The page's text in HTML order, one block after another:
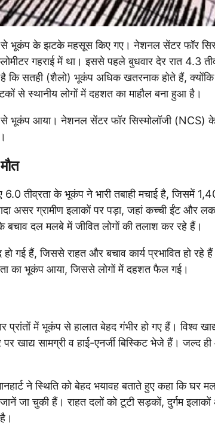
से भूकंप के झटके महसूस किए गए। नेशनल सेंटर फॉर
गहराई में था। इससे पहले बुधवार देर रात 4.3
है कि सतही (शैलो) भूकंप अधिक खतरनाक होते हैं,
से स्थानीय लोगों में दहशत का माहौल बना हुआ है।
से भूकंप आया। नेशनल सेंटर फॉर सिस्मोलॉजी (NCS)
तीव्रता के भूकंप ने भारी तबाही मचाई है, जिसमें
असर ग्रामीण इलाकों पर पड़ा, जहां कच्ची ईंट और
बचाव दल मलबे में जीवित लोगों की तलाश कर रहे हैं।
हैं, जिससे राहत और बचाव कार्य प्रभावित हो रहे
का भूकंप आया, जिससे लोगों में दहशत फैल गई।
प्रांतों में भूकंप से हालात बेहद गंभीर हो गए हैं। विश्व
सामग्री व हाई-एनर्जी बिस्किट भेजे हैं। जल्द ही
ने स्थिति को बेहद भयावह बताते हुए कहा कि
जा चुकी हैं। राहत दलों को टूटी सड़कों, दुर्गम